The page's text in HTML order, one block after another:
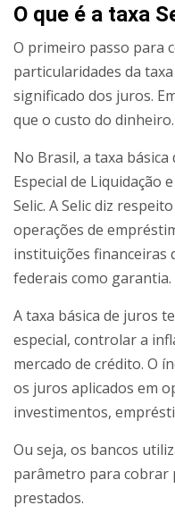
O que é a taxa
O primeiro passo para
particularidades da
significado dos juros.
que o custo do dinheiro.
No Brasil, a taxa básica
Especial de Liquidação
Selic. A Selic diz
operações de
instituições financeiras
federais como garantia.
A taxa básica de juros
especial, controlar a
mercado de crédito. O
os juros aplicados em
investimentos,
Ou seja, os bancos
parâmetro para cobrar
prestados.